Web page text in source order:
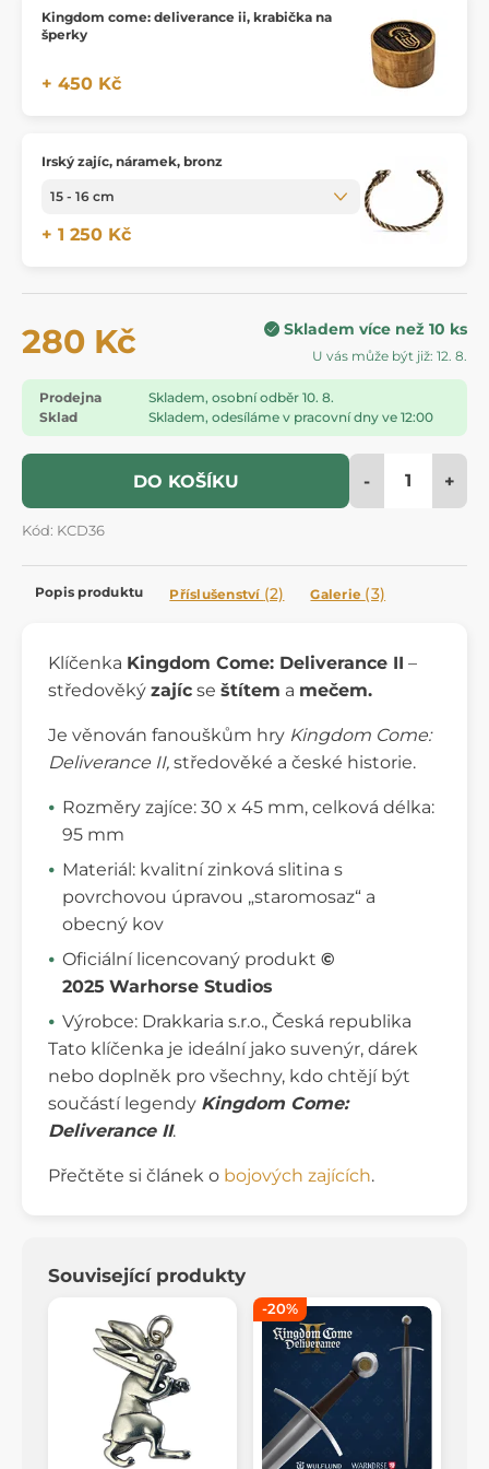
Kingdom come: deliverance ii, krabička na
šperky
+ 450 Kč
Irský zajíc, náramek, bronz
+ 1 250 Kč
280 Kč Skladem více než 10 ks
U vás může být již: 12. 8.
Prodejna
Skladem, osobní odběr 10. 8.
Sklad
Skladem, odesíláme v pracovní dny ve 12:00
DO KOŠÍKU - +
Kód: KCD36
Popis produktu Příslušenství (2) Galerie (3)
Klíčenka Kingdom Come: Deliverance II –
středověký zajíc se štítem a mečem.
Je věnován fanouškům hry Kingdom Come:
Deliverance II, středověké a české historie.
Rozměry zajíce: 30 x 45 mm, celková délka:
95 mm
Materiál: kvalitní zinková slitina s
povrchovou úpravou „staromosaz“ a
obecný kov
Oficiální licencovaný produkt ©
2025 Warhorse Studios
Výrobce: Drakkaria s.r.o., Česká republika
Tato klíčenka je ideální jako suvenýr, dárek
nebo doplněk pro všechny, kdo chtějí být
součástí legendy Kingdom Come:
Deliverance II.
Přečtěte si článek o bojových zajících.
Související produkty
-20%